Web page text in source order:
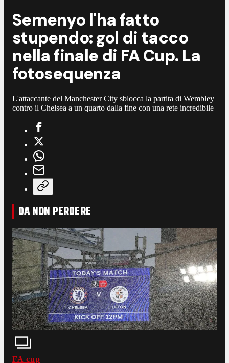
Semenyo l'ha fatto
stupendo: gol di tacco
nella finale di FA Cup. La
fotosequenza
L'attaccante del Manchester City sblocca la partita di Wembley
contro il Chelsea a un quarto dalla fine con una rete incredibile
DA NON PERDERE
FA cup